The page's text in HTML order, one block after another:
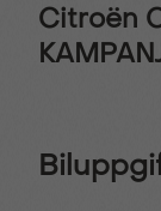
Citroën